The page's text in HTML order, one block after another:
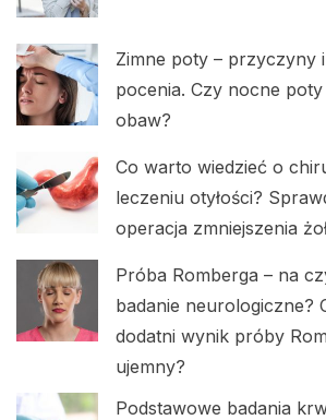
Zimne poty – przyczyny
pocenia. Czy nocne
obaw?
Co warto wiedzieć o
leczeniu otyłości?
operacja zmniejszenia
Próba Romberga – na
badanie neurologiczne?
dodatni wynik próby
ujemny?
Podstawowe badania